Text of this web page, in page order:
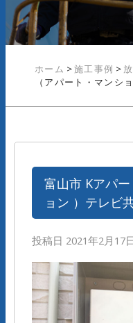
ホーム >施工事例 >
（アパート・マンシ
富山市 Kアパ
ョン ）テレビ
投稿日 2021年2月17